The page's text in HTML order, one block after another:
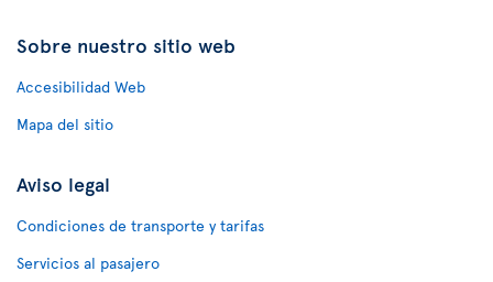
Sobre nuestro sitio web
Accesibilidad Web
Mapa del sitio
Aviso legal
Condiciones de transporte y tarifas
Servicios al pasajero